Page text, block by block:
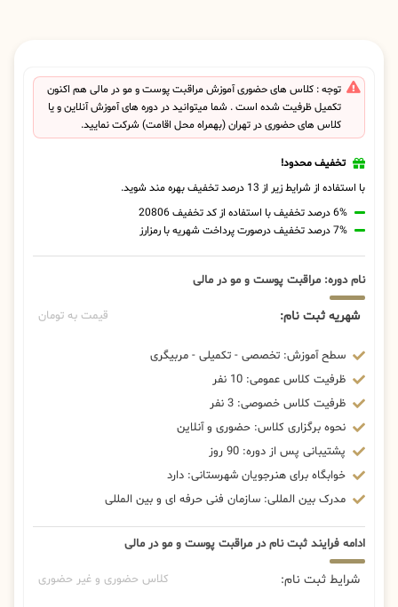
توجه : کلاس های حضوری آموزش مراقبت پوست و مو در مالی هم اکنون
تکمیل ظرفیت شده است . شما میتوانید در دوره های آموزش آنلاین و یا
کلاس های حضوری در تهران (بهمراه محل اقامت) شرکت نمایید.
تخفیف محدود!
با استفاده از شرایط زیر از 13 درصد تخفیف بهره مند شوید.
6% درصد تخفیف با استفاده از کد تخفیف 20806
7% درصد تخفیف درصورت پرداخت شهریه با رمزارز
نام دوره: مراقبت پوست و مو در مالی
شهریه ثبت نام: قیمت به تومان
سطح آموزش: تخصصی - تکمیلی - مربیگری
ظرفیت کلاس عمومی: 10 نفر
ظرفیت کلاس خصوصی: 3 نفر
نحوه برگزاری کلاس: حضوری و آنلاین
پشتیبانی پس از دوره: 90 روز
خوابگاه برای هنرجویان شهرستانی: دارد
مدرک بین المللی: سازمان فنی حرفه ای و بین المللی
ادامه فرایند ثبت نام در مراقبت پوست و مو در مالی
شرایط ثبت نام: کلاس حضوری و غیر حضوری